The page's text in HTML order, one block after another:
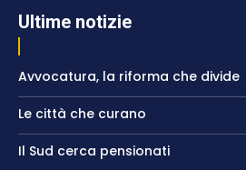
Ultime notizie
Avvocatura, la riforma che divide
Le città che curano
Il Sud cerca pensionati